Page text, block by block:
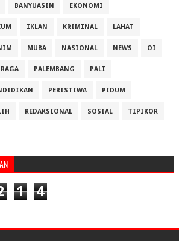
BANYUASIN EKONOMI
IKLAN KRIMINAL LAHAT
MUBA NASIONAL NEWS OI
PALEMBANG PALI
PERISTIWA PIDUM
REDAKSIONAL SOSIAL TIPIKOR
1 4